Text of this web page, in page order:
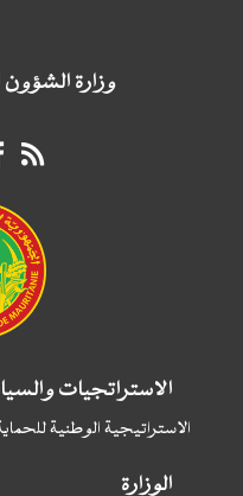
وزارة الشؤون
الاستراتجيات
الاستراتيجية الوطنية
الوزارة